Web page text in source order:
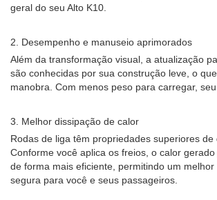
geral do seu Alto K10.
2. Desempenho e manuseio aprimorados
Além da transformação visual, a atualização
são conhecidas por sua construção leve, o
manobra. Com menos peso para carregar,
3. Melhor dissipação de calor
Rodas de liga têm propriedades superiores
Conforme você aplica os freios, o calor
de forma mais eficiente, permitindo um
segura para você e seus passageiros.